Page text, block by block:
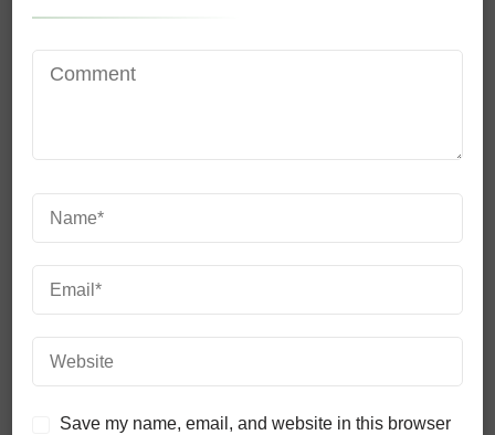
Save my name, email, and website in this browser